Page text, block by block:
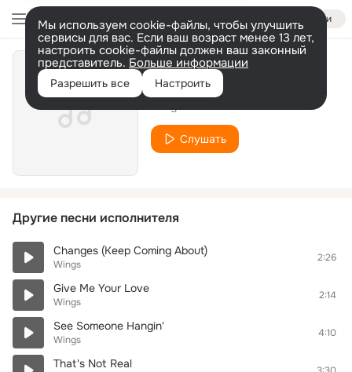
Войти
Мы используем cookie-файлы, чтобы улучшить
сервисы для вас. Если ваш возраст менее 13 лет,
настроить cookie-файлы должен ваш законный
представитель. Больше информации
Разрешить все Настроить
Shrinking Violet
Слушать
Другие песни исполнителя
Changes (Keep Coming About)
Wings
2:26
Give Me Your Love
Wings
2:14
See Someone Hangin'
Wings
4:10
That's Not Real